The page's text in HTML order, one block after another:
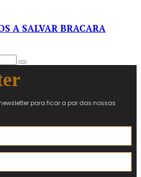
A SALVAR BRACARA